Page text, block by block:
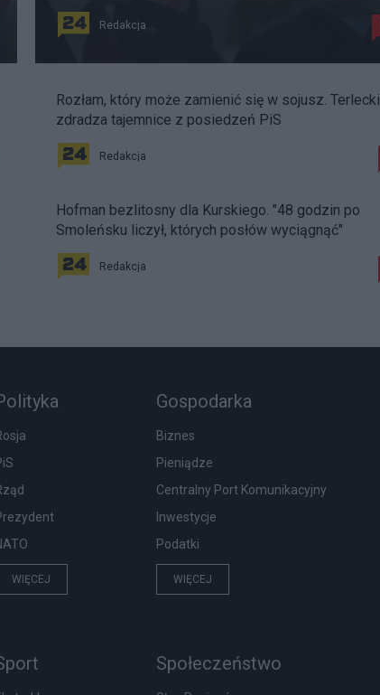
Redakcja
Rozłam, który może zamienić się w sojusz. Terlecki
zdradza tajemnice z posiedzeń PiS
Redakcja
Hofman bezlitosny dla Kurskiego. "48 godzin po
Smoleńsku liczył, których posłów wyciągnąć"
Redakcja
WIĘCEJ
Gospodarka
Biznes
Pieniądze
Centralny Port Komunikacyjny
Inwestycje
Podatki
WIĘCEJ
Społeczeństwo